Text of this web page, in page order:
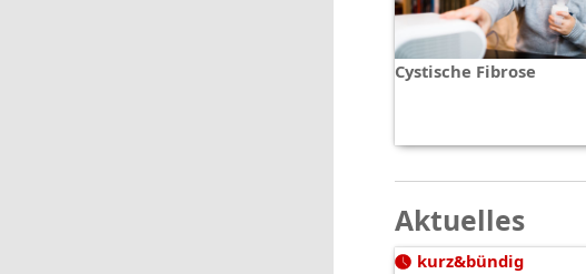
Cystische Fibrose
Aktuelles
kurz&bündig